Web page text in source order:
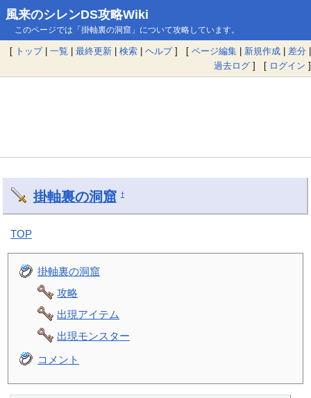
風来のシレンDS攻略Wiki
このページでは「掛軸裏の洞窟」について攻略しています。
[ トップ| 一覧 | 最終更新 | 検索 | ヘルプ] [ ページ編集 | 新規作成 | 差分 |
過去ログ ] [ ログイン ]
掛軸裏の洞窟 †
TOP
掛軸裏の洞窟
攻略
出現アイテム
出現モンスター
コメント